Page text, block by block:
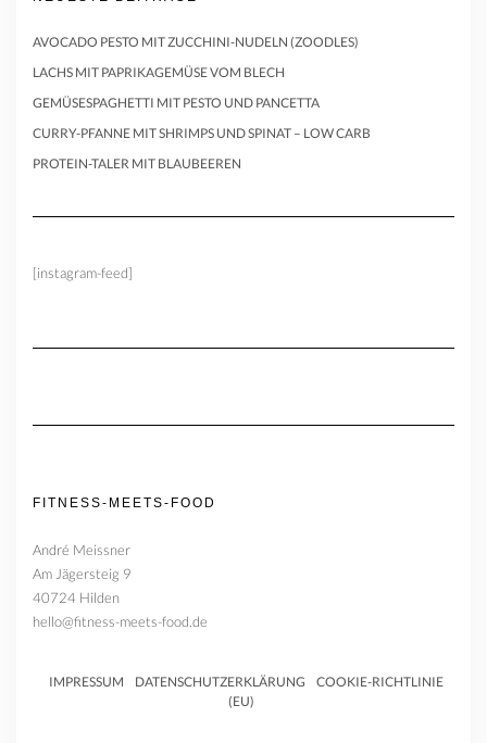
AVOCADO PESTO MIT ZUCCHINI-NUDELN (ZOODLES)
LACHS MIT PAPRIKAGEMÜSE VOM BLECH
GEMÜSESPAGHETTI MIT PESTO UND PANCETTA
CURRY-PFANNE MIT SHRIMPS UND SPINAT – LOW CARB
PROTEIN-TALER MIT BLAUBEEREN
[instagram-feed]
FITNESS-MEETS-FOOD
André Meissner
Am Jägersteig 9
40724 Hilden
hello@fitness-meets-food.de
IMPRESSUM DATENSCHUTZERKLÄRUNG
COOKIE-RICHTLINIE
(EU)